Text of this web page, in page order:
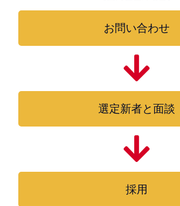
お問い合わせ
選定新者と面談
採用